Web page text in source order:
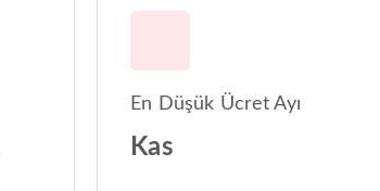
En Düşük Ücret Ayı
Kas